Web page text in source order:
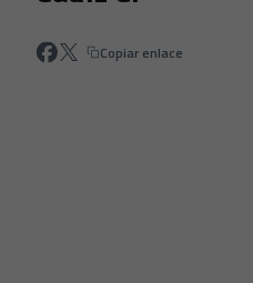
Copiar enlace